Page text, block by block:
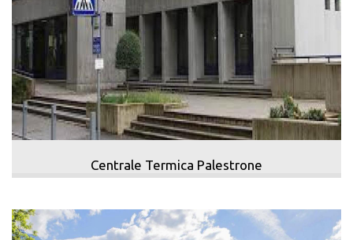
Centrale Termica Palestrone